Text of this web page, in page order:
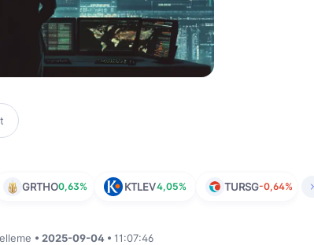
GRTHO0,63% KTLEV4,05% TURSG-0,64%
• 2025-09-04 • 11:07:46